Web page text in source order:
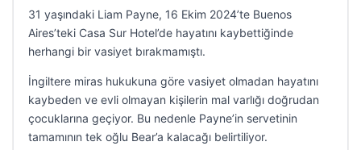
31 yaşındaki Liam Payne, 16 Ekim 2024’te Buenos
Aires’teki Casa Sur Hotel’de hayatını kaybettiğinde
herhangi bir vasiyet bırakmamıştı.
İngiltere miras hukukuna göre vasiyet olmadan hayatını
kaybeden ve evli olmayan kişilerin mal varlığı doğrudan
çocuklarına geçiyor. Bu nedenle Payne’in servetinin
tamamının tek oğlu Bear’a kalacağı belirtiliyor.